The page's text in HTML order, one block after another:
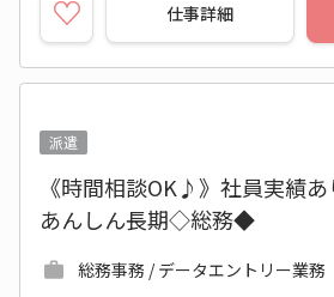
仕事詳細
派遣
《時間相談OK♪》社員実績
あんしん長期◇総務◆
総務事務 / データエントリー業務